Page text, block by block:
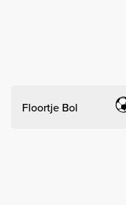
Floortje Bol